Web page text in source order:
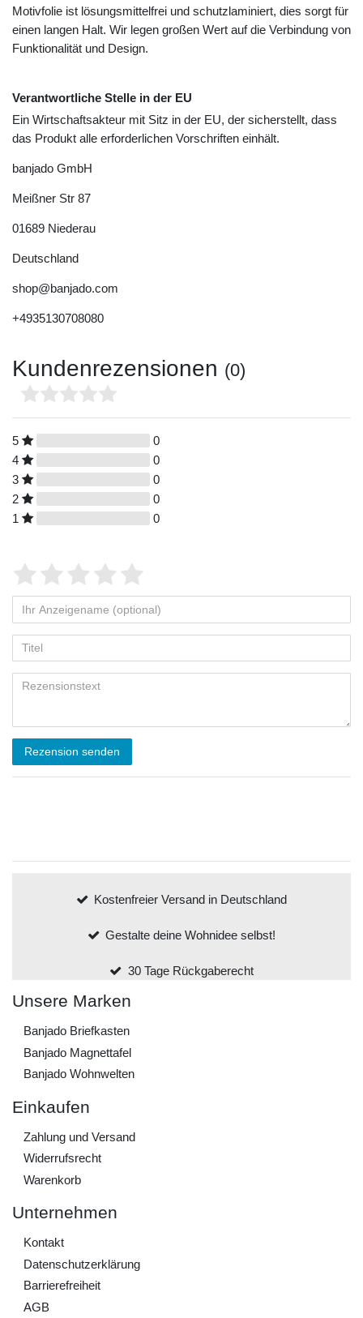
Motivfolie ist lösungsmittelfrei und schutzlaminiert, dies sorgt für
einen langen Halt. Wir legen großen Wert auf die Verbindung von
Funktionalität und Design.
Verantwortliche Stelle in der EU
Ein Wirtschaftsakteur mit Sitz in der EU, der sicherstellt, dass
das Produkt alle erforderlichen Vorschriften einhält.
banjado GmbH
Meißner Str 87
01689 Niederau
Deutschland
shop@banjado.com
+4935130708080
Kundenrezensionen (0)
5
0
4
0
3
0
2
0
1
0
Rezension senden
Kostenfreier Versand in Deutschland
Gestalte deine Wohnidee selbst!
30 Tage Rückgaberecht
Unsere Marken
Banjado Briefkasten
Banjado Magnettafel
Banjado Wohnwelten
Einkaufen
Zahlung und Versand
Widerrufs­recht
Warenkorb
Unternehmen
Kontakt
Daten­schutz­erklärung
Barrierefreiheit
AGB